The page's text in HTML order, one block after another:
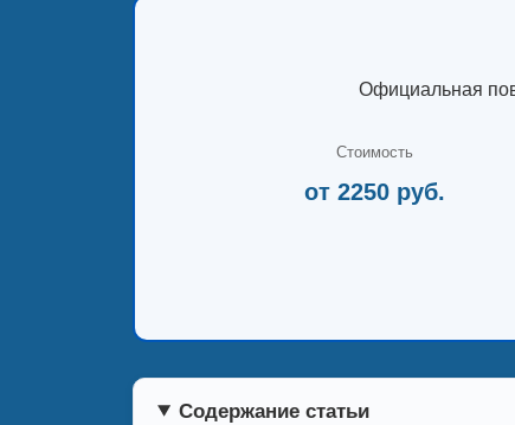
Официальная
Стоимость
от 2250 руб.
Содержание статьи